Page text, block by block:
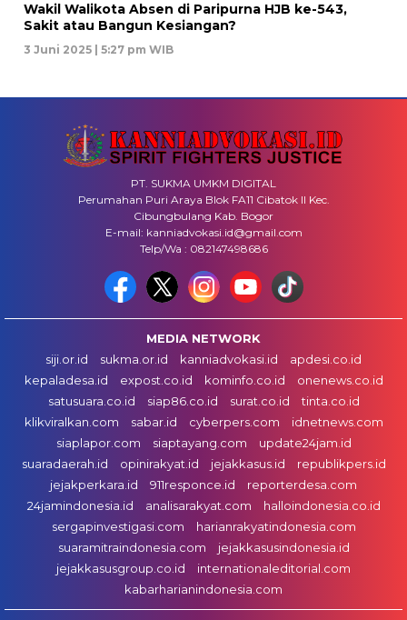
Wakil Walikota Absen di Paripurna HJB ke-543,
Sakit atau Bangun Kesiangan?
3 Juni 2025 | 5:27 pm WIB
PT. SUKMA UMKM DIGITAL
Perumahan Puri Araya Blok FA11 Cibatok II Kec.
Cibungbulang Kab. Bogor
E-mail: kanniadvokasi.id@gmail.com
Telp/Wa : 082147498686
MEDIA NETWORK
siji.or.id
sukma.or.id kanniadvokasi.id
apdesi.co.id
kepaladesa.id
expost.co.id kominfo.co.id
onenews.co.id
satusuara.co.id
siap86.co.id surat.co.id
tinta.co.id
klikviralkan.com
sabar.id cyberpers.com
idnetnews.com
siaplapor.com
siaptayang.com
update24jam.id
suaradaerah.id
opinirakyat.id jejakkasus.id
republikpers.id
jejakperkara.id
911responce.id
reporterdesa.com
24jamindonesia.id
analisarakyat.com
halloindonesia.co.id
sergapinvestigasi.com
harianrakyatindonesia.com
suaramitraindonesia.com
jejakkasusindonesia.id
jejakkasusgroup.co.id
internationaleditorial.com
kabarharianindonesia.com